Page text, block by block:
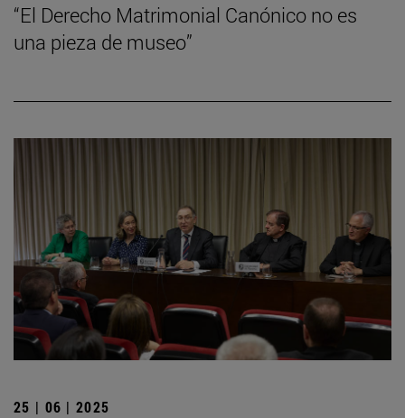
“El Derecho Matrimonial Canónico no es
una pieza de museo”
25 | 06 | 2025